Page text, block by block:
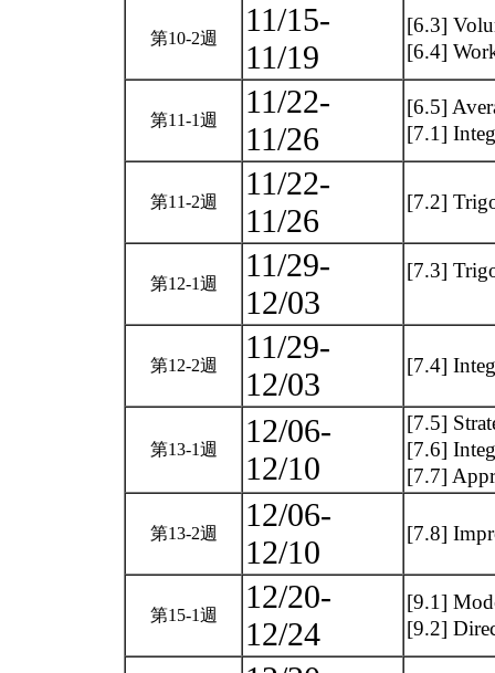
第10-2週
11/15-
11/19
[6.3]
[6.4]
第11-1週
11/22-
11/26
[6.5]
[7.1]
第11-2週
11/22-
11/26
[7.2]
第12-1週
11/29-
12/03
[7.3]
第12-2週
11/29-
12/03
[7.4]
第13-1週
12/06-
12/10
[7.5]
[7.6]
[7.7]
第13-2週
12/06-
12/10
[7.8]
第15-1週
12/20-
12/24
[9.1]
[9.2]